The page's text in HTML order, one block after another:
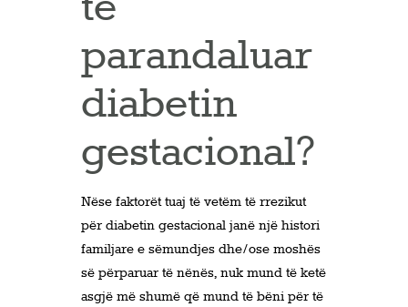
parandaluar
diabetin
gestacional?
Nëse faktorët tuaj të vetëm të rrezikut
për diabetin gestacional janë një histori
familjare e sëmundjes dhe/ose moshës
së përparuar të nënës, nuk mund të ketë
asgjë më shumë që mund të bëni për të